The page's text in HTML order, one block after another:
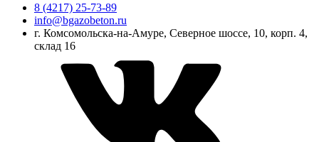
8 (4217) 25-73-89
info@bgazobeton.ru
г. Комсомольска-на-Амуре, Северное шоссе, 10, корп. 4,
склад 16